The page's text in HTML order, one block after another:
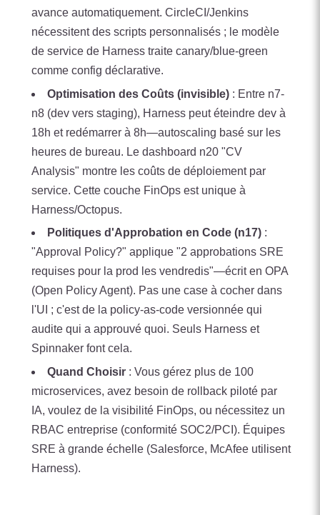
avance automatiquement. CircleCI/Jenkins
nécessitent des scripts personnalisés ; le modèle
de service de Harness traite canary/blue-green
comme config déclarative.
Optimisation des Coûts (invisible) : Entre n7-
n8 (dev vers staging), Harness peut éteindre dev à
18h et redémarrer à 8h—autoscaling basé sur les
heures de bureau. Le dashboard n20 "CV
Analysis" montre les coûts de déploiement par
service. Cette couche FinOps est unique à
Harness/Octopus.
Politiques d'Approbation en Code (n17) :
"Approval Policy?" applique "2 approbations SRE
requises pour la prod les vendredis"—écrit en OPA
(Open Policy Agent). Pas une case à cocher dans
l'UI ; c'est de la policy-as-code versionnée qui
audite qui a approuvé quoi. Seuls Harness et
Spinnaker font cela.
Quand Choisir : Vous gérez plus de 100
microservices, avez besoin de rollback piloté par
IA, voulez de la visibilité FinOps, ou nécessitez un
RBAC entreprise (conformité SOC2/PCI). Équipes
SRE à grande échelle (Salesforce, McAfee utilisent
Harness).